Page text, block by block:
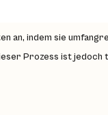
an, indem sie
Prozess ist jedoch